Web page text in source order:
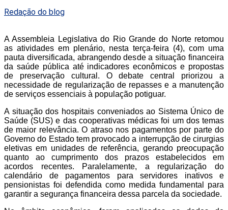
Redação do blog
A Assembleia Legislativa do Rio Grande do Norte retomou
as atividades em plenário, nesta terça-feira (4), com uma
pauta diversificada, abrangendo desde a situação financeira
da saúde pública até indicadores econômicos e propostas
de preservação cultural. O debate central priorizou a
necessidade de regularização de repasses e a manutenção
de serviços essenciais à população potiguar.
A situação dos hospitais conveniados ao Sistema Único de
Saúde (SUS) e das cooperativas médicas foi um dos temas
de maior relevância. O atraso nos pagamentos por parte do
Governo do Estado tem provocado a interrupção de cirurgias
eletivas em unidades de referência, gerando preocupação
quanto ao cumprimento dos prazos estabelecidos em
acordos recentes. Paralelamente, a regularização do
calendário de pagamentos para servidores inativos e
pensionistas foi defendida como medida fundamental para
garantir a segurança financeira dessa parcela da sociedade.